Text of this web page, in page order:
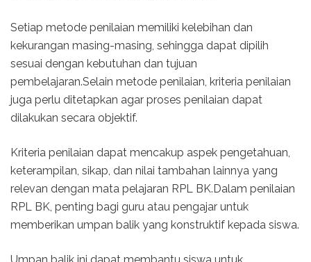
Setiap metode penilaian memiliki kelebihan dan
kekurangan masing-masing, sehingga dapat dipilih
sesuai dengan kebutuhan dan tujuan
pembelajaran.Selain metode penilaian, kriteria penilaian
juga perlu ditetapkan agar proses penilaian dapat
dilakukan secara objektif.
Kriteria penilaian dapat mencakup aspek pengetahuan,
keterampilan, sikap, dan nilai tambahan lainnya yang
relevan dengan mata pelajaran RPL BK.Dalam penilaian
RPL BK, penting bagi guru atau pengajar untuk
memberikan umpan balik yang konstruktif kepada siswa.